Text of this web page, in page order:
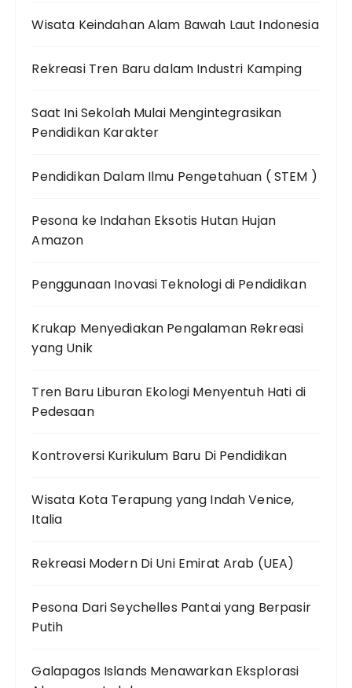
Wisata Keindahan Alam Bawah Laut Indonesia
Rekreasi Tren Baru dalam Industri Kamping
Saat Ini Sekolah Mulai Mengintegrasikan
Pendidikan Karakter
Pendidikan Dalam Ilmu Pengetahuan ( STEM )
Pesona ke Indahan Eksotis Hutan Hujan
Amazon
Penggunaan Inovasi Teknologi di Pendidikan
Krukap Menyediakan Pengalaman Rekreasi
yang Unik
Tren Baru Liburan Ekologi Menyentuh Hati di
Pedesaan
Kontroversi Kurikulum Baru Di Pendidikan
Wisata Kota Terapung yang Indah Venice,
Italia
Rekreasi Modern Di Uni Emirat Arab (UEA)
Pesona Dari Seychelles Pantai yang Berpasir
Putih
Galapagos Islands Menawarkan Eksplorasi